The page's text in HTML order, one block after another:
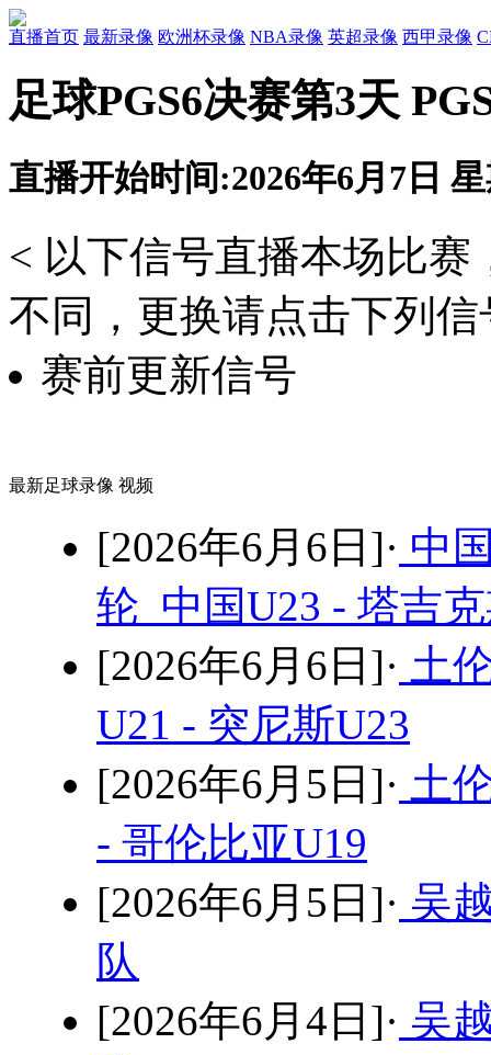
直播首页 最新录像 欧洲杯录像 NBA录像 英超录像 西甲录像
足球PGS6决赛第3天
直播开始时间:2026年6月7日
< 以下信号直播本场比
不同，更换请点击下列信
赛前更新信号
最新足球录像 视频
[2026年6月6日]· 中
轮 中国U23 - 塔吉
[2026年6月6日]· 土
U21 - 突尼斯U23
[2026年6月5日]· 土
- 哥伦比亚U19
[2026年6月5日]· 吴
队
[2026年6月4日]· 吴